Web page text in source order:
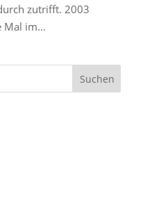
zutrifft. 2003
Mal im...